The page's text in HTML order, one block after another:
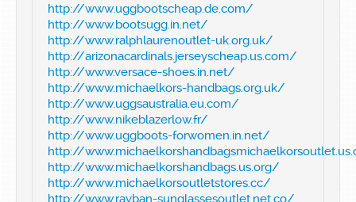
http://www.uggbootscheap.de.com/
http://www.bootsugg.in.net/
http://www.ralphlaurenoutlet-uk.org.uk/
http://arizonacardinals.jerseyscheap.us.com/
http://www.versace-shoes.in.net/
http://www.michaelkors-handbags.org.uk/
http://www.uggsaustralia.eu.com/
http://www.nikeblazerlow.fr/
http://www.uggboots-forwomen.in.net/
http://
http://www.michaelkorshandbags.us.org/
http://www.michaelkorsoutletstores.cc/
http://www.rayban-sunglassesoutlet.net.co/